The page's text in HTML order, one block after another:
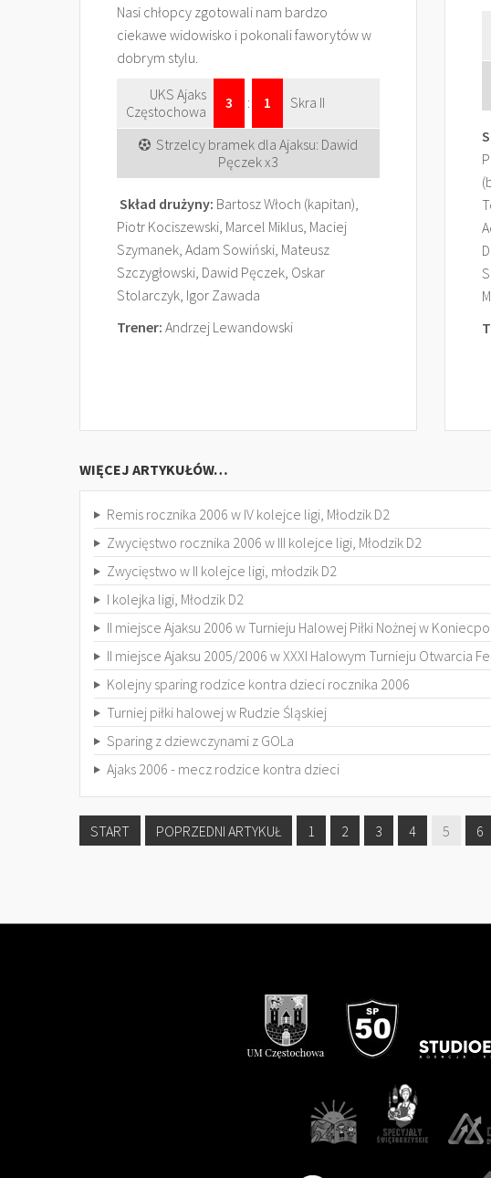
Nasi chłopcy zgotowali nam bardzo
ciekawe widowisko i pokonali faworytów w
dobrym stylu.
UKS Ajaks
Częstochowa
3 : 1 Skra II
Strzelcy bramek dla Ajaksu: Dawid
Pęczek x3
Skład drużyny: Bartosz Włoch (kapitan),
Piotr Kociszewski, Marcel Miklus, Maciej
Szymanek, Adam Sowiński, Mateusz
Szczygłowski, Dawid Pęczek, Oskar
Stolarczyk, Igor Zawada
Trener: Andrzej Lewandowski
WIĘCEJ ARTYKUŁÓW…
Remis rocznika 2006 w IV kolejce ligi, Młodzik D2
Zwycięstwo rocznika 2006 w III kolejce ligi, Młodzik D2
Zwycięstwo w II kolejce ligi, młodzik D2
I kolejka ligi, Młodzik D2
II miejsce Ajaksu 2006 w Turnieju Halowej Piłki Nożnej w
II miejsce Ajaksu 2005/2006 w XXXI Halowym Turnieju Otwarcia
Kolejny sparing rodzice kontra dzieci rocznika 2006
Turniej piłki halowej w Rudzie Śląskiej
Sparing z dziewczynami z GOLa
Ajaks 2006 - mecz rodzice kontra dzieci
START POPRZEDNI ARTYKUŁ 1 2 3 4 5 6